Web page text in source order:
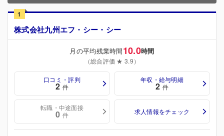
1
株式会社九州エフ・シー・シー
月の平均残業時間10.0時間
（総合評価 ★ 3.9）
口コミ・評判
2 件
年収・給与明細
2 件
転職・中途面接
0 件 求人情報をチェック